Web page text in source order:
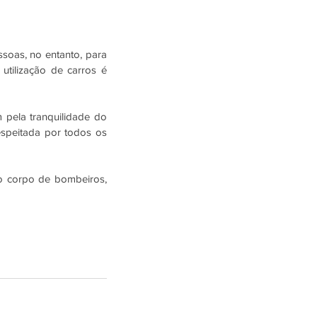
no entanto, para
de carros é
pela tranquilidade do
por todos os
corpo de bombeiros,